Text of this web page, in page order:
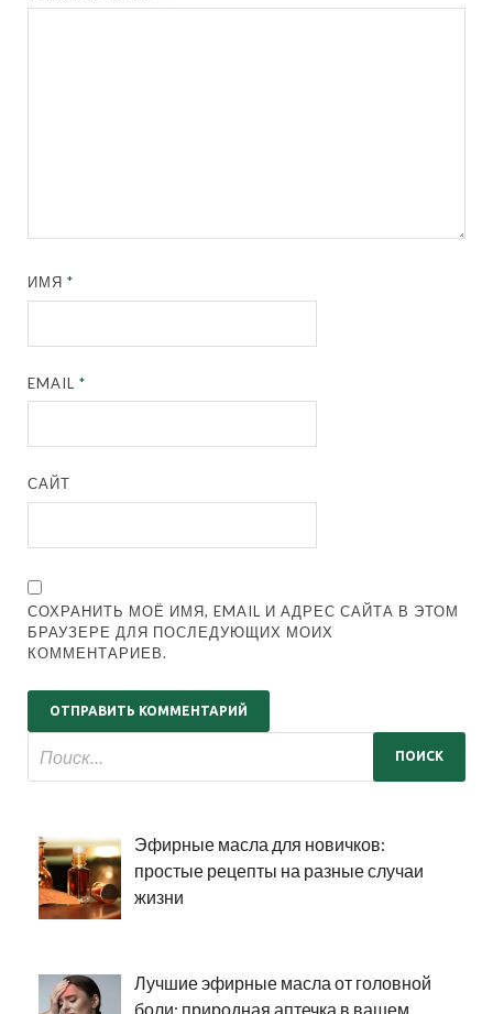
ИМЯ*
EMAIL*
САЙТ
СОХРАНИТЬ МОЁ ИМЯ, EMAIL И АДРЕС САЙТА В ЭТОМ
БРАУЗЕРЕ ДЛЯ ПОСЛЕДУЮЩИХ МОИХ
КОММЕНТАРИЕВ.
Эфирные масла для новичков:
простые рецепты на разные случаи
жизни
Лучшие эфирные масла от головной
боли: природная аптечка в вашем